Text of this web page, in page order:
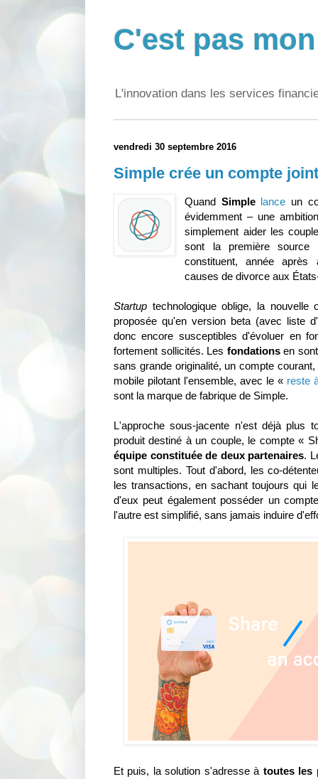
C'est pas
L'innovation dans les services
vendredi 30 septembre 2016
Simple crée un compte
Quand Simple lance un
évidemment – une
simplement aider les
sont la première
constituent, année
causes de divorce aux
Startup technologique oblige, la
proposée qu'en version beta (avec liste
donc encore susceptibles d'évoluer en
fortement sollicités. Les fondationsen sont
sans grande originalité, un compte
mobile pilotant l'ensemble, avec le « reste
sont la marque de fabrique de Simple.
L'approche sous-jacente n'est déjà plus
produit destiné à un couple, le compte «
équipe constituée de deux partenaires.
sont multiples. Tout d'abord, les co-
les transactions, en sachant toujours qui
d'eux peut également posséder un
l'autre est simplifié, sans jamais induire
Et puis, la solution s'adresse à toutes les